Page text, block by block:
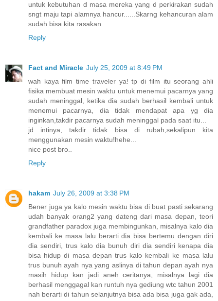
untuk kebutuhan d masa mereka yang d perkirakan sudah
sngt maju tapi alamnya hancur......Skarng kehancuran alam
sudah bisa kita rasakan...
Reply
Fact and Miracle July 25, 2009 at 8:49 PM
wah kaya film time traveler ya! tp di film itu seorang ahli
fisika membuat mesin waktu untuk menemui pacarnya yang
sudah meninggal, ketika dia sudah berhasil kembali untuk
menemui pacarnya, dia tidak mendapat apa yg dia
inginkan,takdir pacarnya sudah meninggal pada saat itu...
jd intinya, takdir tidak bisa di rubah,sekalipun kita
menggunakan mesin waktu!hehe...
nice post bro..
Reply
hakam July 26, 2009 at 3:38 PM
Bener juga ya kalo mesin waktu bisa di buat pasti sekarang
udah banyak orang2 yang dateng dari masa depan, teori
grandfather paradox juga membingunkan, misalnya kalo dia
kembali ke masa lalu berarti dia bisa bertemu dengan diri
dia sendiri, trus kalo dia bunuh diri dia sendiri kenapa dia
bisa hidup di masa depan trus kalo kembali ke masa lalu
trus bunuh ayah nya yang aslinya di tahun depan ayah nya
masih hidup kan jadi aneh ceritanya, misalnya lagi dia
berhasil menggagal kan runtuh nya gediung wtc tahun 2001
nah berarti di tahun selanjutnya bisa ada bisa juga gak ada,